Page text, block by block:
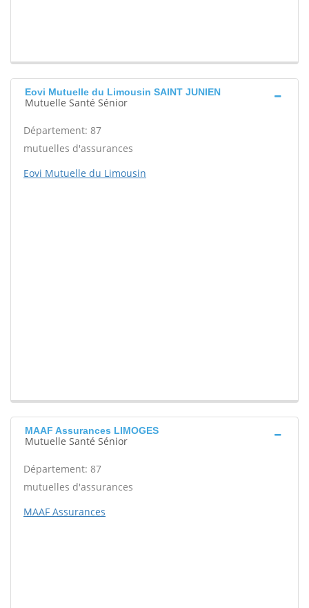
Eovi Mutuelle du Limousin SAINT JUNIEN
Mutuelle Santé Sénior
Département: 87
mutuelles d'assurances
Eovi Mutuelle du Limousin
MAAF Assurances LIMOGES
Mutuelle Santé Sénior
Département: 87
mutuelles d'assurances
MAAF Assurances